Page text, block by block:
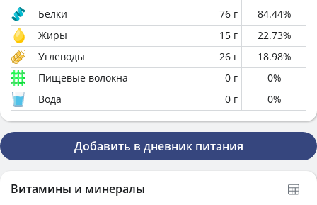
Белки
76 г 84.44%
Жиры
15 г 22.73%
Углеводы
26 г 18.98%
Пищевые волокна
0 г 0%
Вода
0 г 0%
Добавить в дневник питания
Витамины и минералы